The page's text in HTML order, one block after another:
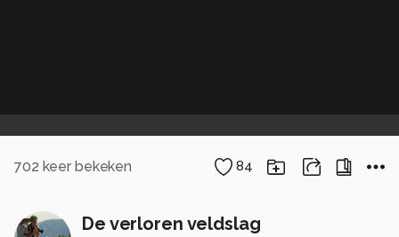
702 keer bekeken 84
De verloren veldslag